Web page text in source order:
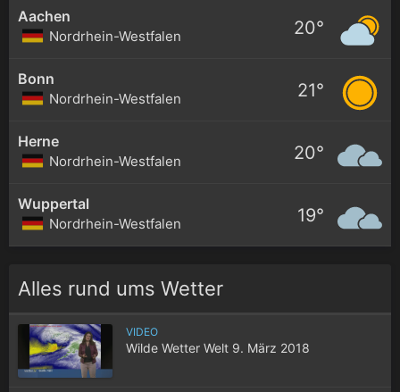
Aachen
Nordrhein-Westfalen 20°
Bonn
Nordrhein-Westfalen 21°
Herne
Nordrhein-Westfalen 20°
Wuppertal
Nordrhein-Westfalen 19°
Alles rund ums Wetter
VIDEO
Wilde Wetter Welt 9. März 2018